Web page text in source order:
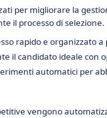
per migliorare la
il processo di selezione.
rapido e organizzato
il candidato ideale con
automatici per
vengono